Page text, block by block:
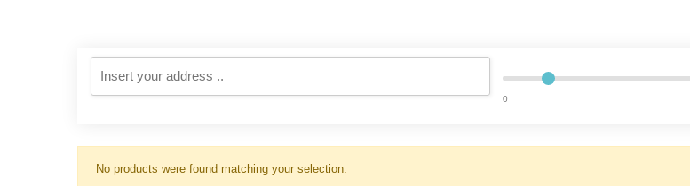
0
No products were found matching your selection.